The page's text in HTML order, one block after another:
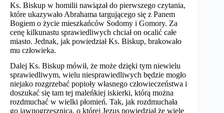
Ks. Biskup w homilii nawiązał do pierwszego czytania,
które ukazywało Abrahama targującego się z Panem
Bogiem o życie mieszkańców Sodomy i Gomory. Za
cenę kilkunastu sprawiedliwych chciał on ocalić całe
miasto. Jednak, jak powiedział Ks. Biskup, brakowało
mu człowieka.
Dalej Ks. Biskup mówił, że może dzięki tym niewielu
sprawiedliwym, wielu niesprawiedliwych będzie mogło
niejako rozgrzebać popioły własnego człowieczeństwa i
doszukać się tam tej maleńkiej iskierki, którą można
rozdmuchać w wielki płomień. Tak, jak rozdmuchała
go jawnogrzesznica, o której Jezus powiedział że wiele